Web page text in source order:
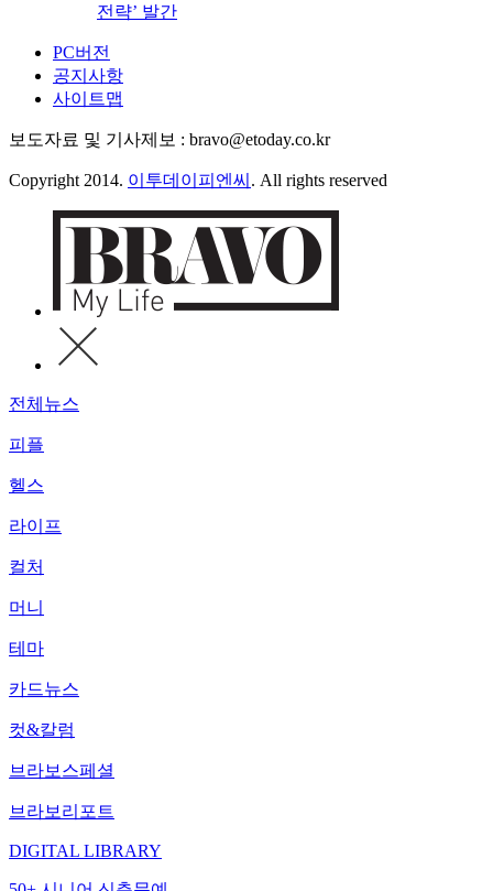
전략’ 발간
PC버전
공지사항
사이트맵
보도자료 및 기사제보 : bravo@etoday.co.kr
Copyright 2014. 이투데이피엔씨 . All rights reserved
전체뉴스
피플
헬스
라이프
컬처
머니
테마
카드뉴스
컷&칼럼
브라보스페셜
브라보리포트
DIGITAL LIBRARY